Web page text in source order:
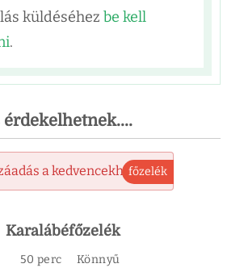
küldéséhez be kell
.
a kedvencekhezfőzelék
Karalábéfőzelék
50 perc Könnyű